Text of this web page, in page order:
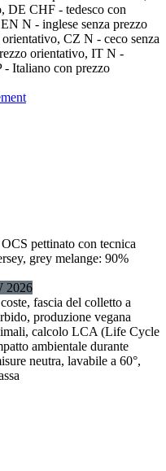
DE CHF - tedesco con
N - inglese senza prezzo
CZ N - ceco senza
orientativo, IT N -
- Italiano con prezzo
pettinato con tecnica
grey melange: 90%
2026
fascia del colletto a
produzione vegana
calcolo LCA (Life Cycle
ambientale durante
neutra, lavabile a 60°,